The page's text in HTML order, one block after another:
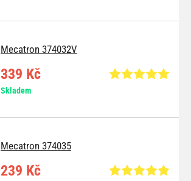
Mecatron 374032V
339 Kč
Skladem
Mecatron 374035
239 Kč